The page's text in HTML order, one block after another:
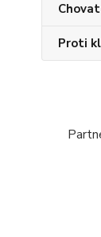
Proti